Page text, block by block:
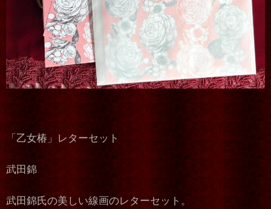
「乙女椿」レターセット
武田錦
武田錦氏の美しい線画のレターセット。